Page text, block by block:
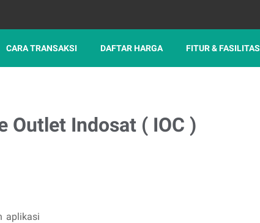
CARA TRANSAKSI DAFTAR HARGA FITUR & FASILITAS
Outlet Indosat ( IOC )
aplikasi